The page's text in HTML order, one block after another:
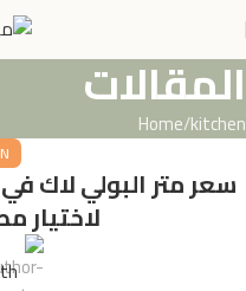
المقالات
Home kitchen
لاختيار